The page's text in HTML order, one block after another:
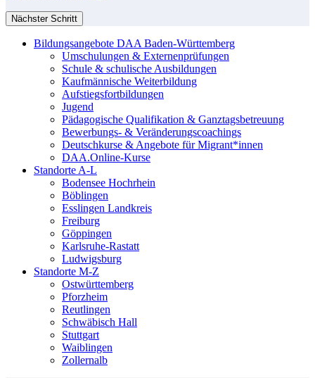
Nächster Schritt
Bildungsangebote DAA Baden-Württemberg
Umschulungen & Externenprüfungen
Schule & schulische Ausbildungen
Kaufmännische Weiterbildung
Aufstiegsfortbildungen
Jugend
Pädagogische Qualifikation & Ganztagsbetreuung
Bewerbungs- & Veränderungscoachings
Deutschkurse & Angebote für Migrant*innen
DAA.Online-Kurse
Standorte A-L
Bodensee Hochrhein
Böblingen
Esslingen Landkreis
Freiburg
Göppingen
Karlsruhe-Rastatt
Ludwigsburg
Standorte M-Z
Ostwürttemberg
Pforzheim
Reutlingen
Schwäbisch Hall
Stuttgart
Waiblingen
Zollernalb